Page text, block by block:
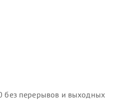
перерывов и выходных